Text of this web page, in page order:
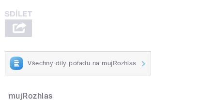
Všechny díly pořadu na mujRozhlas
mujRozhlas